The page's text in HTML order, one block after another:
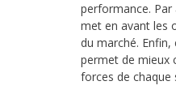
performance. Par
met en avant les
du marché.
permet de mieux
forces de chaque